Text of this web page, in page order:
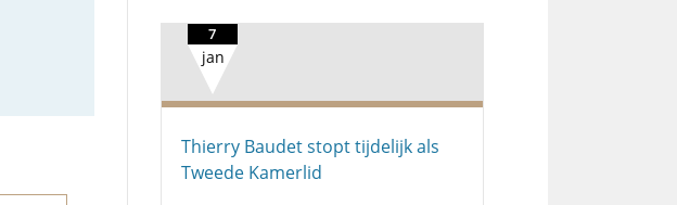
7
jan
Thierry Baudet stopt tijdelijk als
Tweede Kamerlid